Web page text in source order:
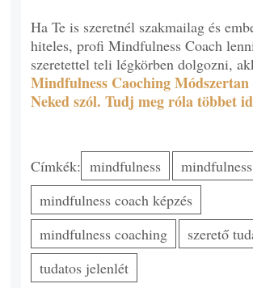
Ha Te is szeretnél szakmailag és
hiteles, profi Mindfulness Coach
szeretettel teli légkörben dolgozni,
Mindfulness Caoching Módszertan
Neked szól. Tudj meg róla többet
Címkék: mindfulness
mindfulness coach képzés
mindfulness coaching
szerető
tudatos jelenlét